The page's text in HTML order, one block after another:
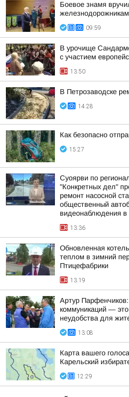
Боевое знамя
железнодорожникам
09:59
В урочище
с участием
13:50
В Петрозаводске
14:28
Как безопасно
15:27
Суоярви по
"Конкретных дел"
ремонт насосной
общественный
видеонаблюдения в
13:36
Обновленная
теплом в зимний
Птицефабрики
13:19
Артур
коммуникаций —
неудобства для
13:08
Карта вашего
Карельский
12:29